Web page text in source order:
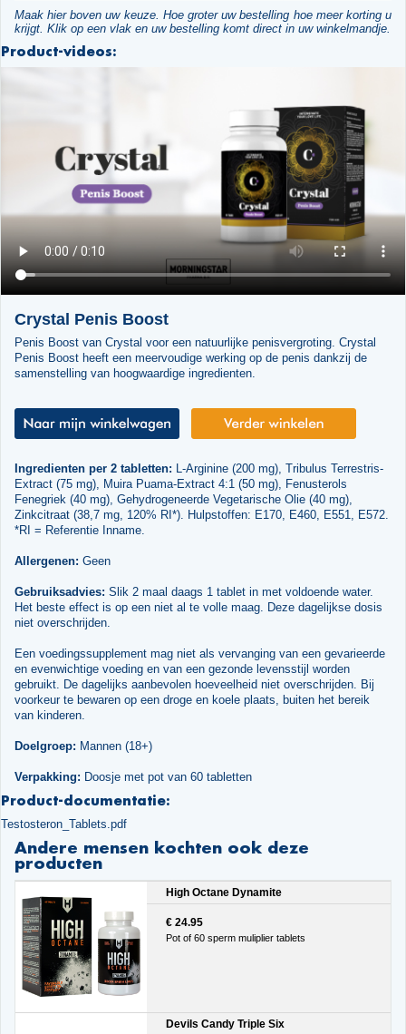
Maak hier boven uw keuze. Hoe groter uw bestelling hoe meer korting u
krijgt. Klik op een vlak en uw bestelling komt direct in uw winkelmandje.
Product-videos:
Crystal Penis Boost
Penis Boost van Crystal voor een natuurlijke penisvergroting. Crystal
Penis Boost heeft een meervoudige werking op de penis dankzij de
samenstelling van hoogwaardige ingredienten.
Ingredienten per 2 tabletten: L-Arginine (200 mg), Tribulus Terrestris-
Extract (75 mg), Muira Puama-Extract 4:1 (50 mg), Fenusterols
Fenegriek (40 mg), Gehydrogeneerde Vegetarische Olie (40 mg),
Zinkcitraat (38,7 mg, 120% RI*). Hulpstoffen: E170, E460, E551, E572.
*RI = Referentie Inname.
Allergenen: Geen
Gebruiksadvies: Slik 2 maal daags 1 tablet in met voldoende water.
Het beste effect is op een niet al te volle maag. Deze dagelijkse dosis
niet overschrijden.
Een voedingssupplement mag niet als vervanging van een gevarieerde
en evenwichtige voeding en van een gezonde levensstijl worden
gebruikt. De dagelijks aanbevolen hoeveelheid niet overschrijden. Bij
voorkeur te bewaren op een droge en koele plaats, buiten het bereik
van kinderen.
Doelgroep: Mannen (18+)
Verpakking: Doosje met pot van 60 tabletten
Product-documentatie:
Testosteron_Tablets.pdf
Andere mensen kochten ook deze
producten
High Octane Dynamite
€ 24.95
Pot of 60 sperm muliplier tablets
Devils Candy Triple Six